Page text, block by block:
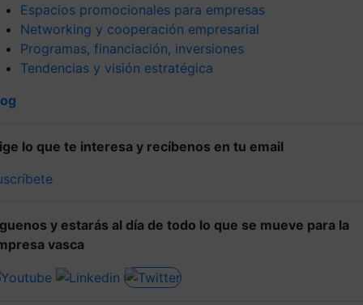
Espacios promocionales para empresas
Networking y cooperación empresarial
Programas, financiación, inversiones
Tendencias y visión estratégica
lo que te interesa y recíbenos en tu email
y estarás al día de todo lo que se mueve para la
vasca